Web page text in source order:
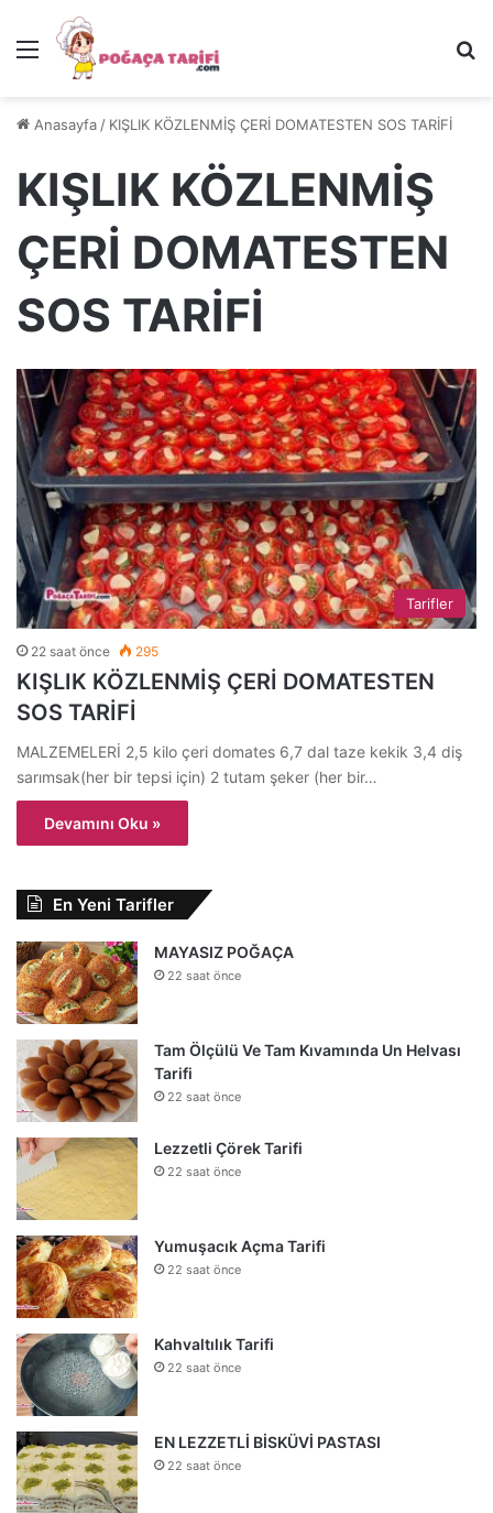
Menü
Anasayfa / KIŞLIK KÖZLENMİŞ ÇERİ DOMATESTEN SOS TARİFİ
KIŞLIK KÖZLENMİŞ
ÇERİ DOMATESTEN
SOS TARİFİ
Tarifler
22 saat önce 295
KIŞLIK KÖZLENMİŞ ÇERİ DOMATESTEN
SOS TARİFİ
MALZEMELERİ 2,5 kilo çeri domates 6,7 dal taze kekik 3,4 diş
sarımsak(her bir tepsi için) 2 tutam şeker (her bir…
Devamını Oku »
En Yeni Tarifler
MAYASIZ POĞAÇA
22 saat önce
Tam Ölçülü Ve Tam Kıvamında Un Helvası
Tarifi
22 saat önce
Lezzetli Çörek Tarifi
22 saat önce
Yumuşacık Açma Tarifi
22 saat önce
Kahvaltılık Tarifi
22 saat önce
EN LEZZETLİ BİSKÜVİ PASTASI
22 saat önce